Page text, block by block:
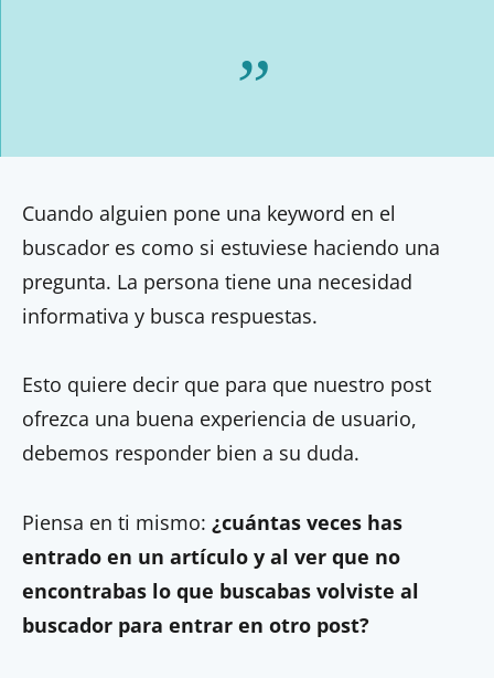
Cuando alguien pone una keyword en el
buscador es como si estuviese haciendo una
pregunta. La persona tiene una necesidad
informativa y busca respuestas.
Esto quiere decir que para que nuestro post
ofrezca una buena experiencia de usuario,
debemos responder bien a su duda.
Piensa en ti mismo: ¿cuántas veces has
entrado en un artículo y al ver que no
encontrabas lo que buscabas volviste al
buscador para entrar en otro post?